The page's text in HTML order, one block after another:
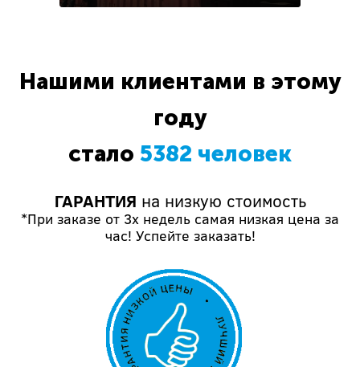
Нашими клиентами в этому
году
стало 5382 человек
ГАРАНТИЯ на низкую стоимость
*При заказе от 3х недель самая низкая цена за
час! Успейте заказать!